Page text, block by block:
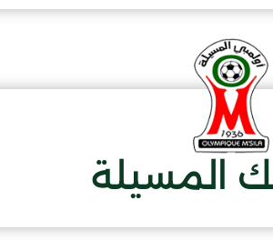
المسيلة